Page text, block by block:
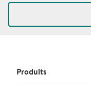
Produits